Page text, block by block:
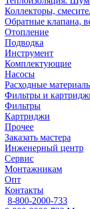
Коллекторы,
Обратные клапана,
Отопление
Подводка
Инструмент
Комплектующие
Насосы
Расходные
Фильтры и
Фильтры
Картриджи
Прочее
Заказать мастера
Инженерный центр
Сервис
Монтажникам
Опт
Контакты
8-800-2000-733